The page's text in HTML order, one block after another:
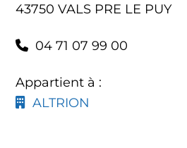
43750 VALS PRE LE PUY
04 71 07 99 00
Appartient à :
ALTRION